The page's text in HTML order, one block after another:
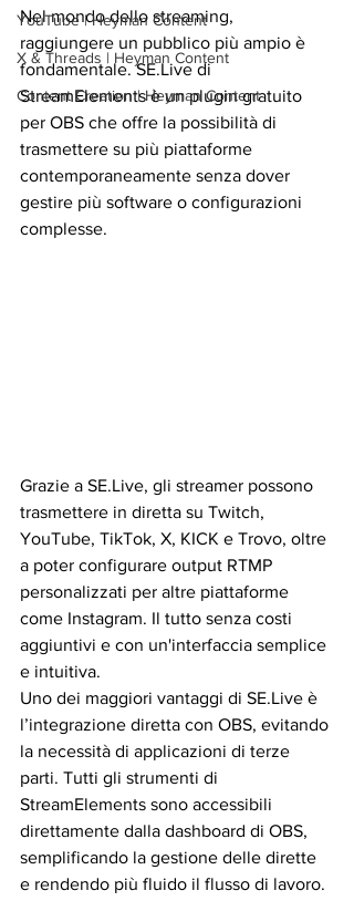
YouTube | Heyman Content
X & Threads | Heyman Content
Content Creation | Heyman Content
Nel mondo dello streaming,
raggiungere un pubblico più ampio è
fondamentale. SE.Live di
StreamElements è un plugin gratuito
per OBS che offre la possibilità di
trasmettere su più piattaforme
contemporaneamente senza dover
gestire più software o configurazioni
complesse.
Grazie a SE.Live, gli streamer possono
trasmettere in diretta su Twitch,
YouTube, TikTok, X, KICK e Trovo, oltre
a poter configurare output RTMP
personalizzati per altre piattaforme
come Instagram. Il tutto senza costi
aggiuntivi e con un'interfaccia semplice
e intuitiva.
Uno dei maggiori vantaggi di SE.Live è
l’integrazione diretta con OBS, evitando
la necessità di applicazioni di terze
parti. Tutti gli strumenti di
StreamElements sono accessibili
direttamente dalla dashboard di OBS,
semplificando la gestione delle dirette
e rendendo più fluido il flusso di lavoro.